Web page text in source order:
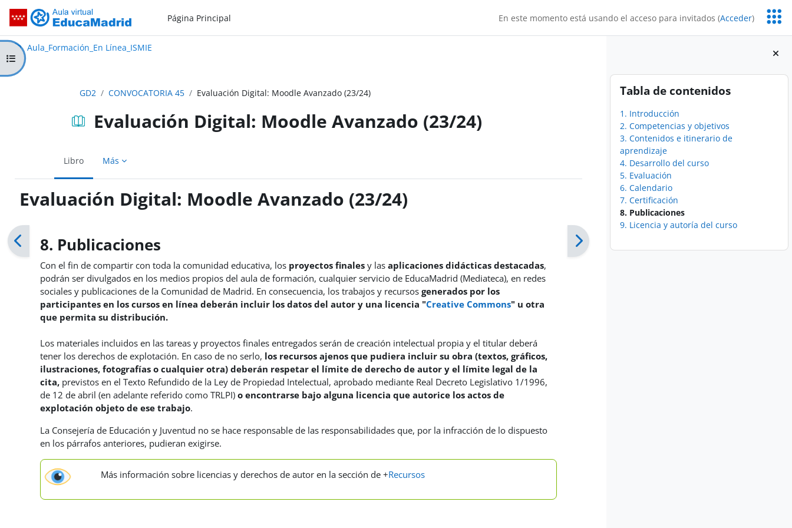
Aula_Formación_En Línea_ISMIEPágina Principal En este momento está usando el acceso para invitados (Acceder)
Bloques
Salta Tabla de contenidos
Tabla de contenidos
1. Introducción
2. Competencias y objetivos
3. Contenidos e itinerario de
aprendizaje
4. Desarrollo del curso
5. Evaluación
6. Calendario
7. Certificación
8. Publicaciones
9. Licencia y autoría del curso
Aula Virtual de EducaMadrid:
Aula_Formación_En Línea_ISMIE
Abrir índice del curso
GD2 CONVOCATORIA 45 Evaluación Digital: Moodle Avanzado (23/24)
Evaluación Digital: Moodle Avanzado (23/24)
Libro Más
Evaluación Digital: Moodle Avanzado (23/24)
8. Publicaciones
Con el fin de compartir con toda la comunidad educativa, los proyectos finales y lasaplicaciones didácticas destacadas,
podrán ser divulgados en los medios propios del aula de formación, cualquier servicio de EducaMadrid (Mediateca), en redes
sociales y publicaciones de la Comunidad de Madrid. En consecuencia, los trabajos y recursosgenerados por los
participantes en los cursos en línea deberán incluir los datos del autor y una licencia "Creative Commons" u otra
que permita su distribución.
Los materiales incluidos en las tareas y proyectos finales entregados serán de creación intelectual propia y el titular deberá
tener los derechos de explotación. En caso de no serlo, los recursos ajenos que pudiera incluir su obra (textos, gráficos,
ilustraciones, fotografías o cualquier otra)deberán respetar el límite de derecho de autor y el límite legal de la
cita, previstos en el Texto Refundido de la Ley de Propiedad Intelectual, aprobado mediante Real Decreto Legislativo 1/1996,
de 12 de abril (en adelante referido como TRLPI)o encontrarse bajo alguna licencia que autorice los actos de
explotación objeto de ese trabajo.
La Consejería de Educación y Juventud no se hace responsable de las responsabilidades que, por la infracción de lo dispuesto
en los párrafos anteriores, pudieran exigirse.
Más información sobre licencias y derechos de autor en la sección de+Recursos